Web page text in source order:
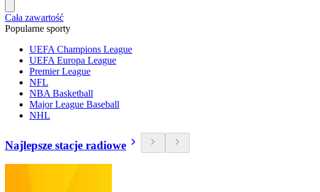
Cała zawartość
Popularne sporty
UEFA Champions League
UEFA Europa League
Premier League
NFL
NBA Basketball
Major League Baseball
NHL
Najlepsze stacje radiowe